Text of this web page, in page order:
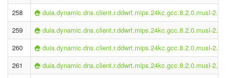
258
duia.dynamic.dns.client.r.ddwrt.mips.24kc.gcc.8.2.0.musl-
259
duia.dynamic.dns.client.r.ddwrt.mips.24kc.gcc.8.2.0.musl-
260
duia.dynamic.dns.client.r.ddwrt.mips.24kc.gcc.8.2.0.musl-
261
duia.dynamic.dns.client.r.ddwrt.mips.24kc.gcc.8.2.0.musl-